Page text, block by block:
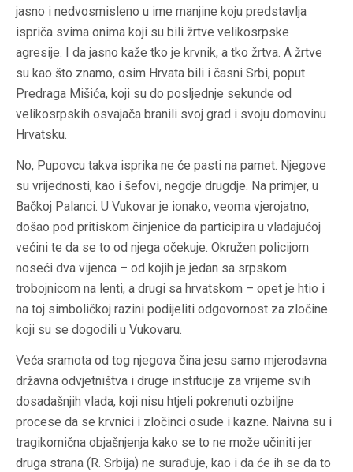
jasno i nedvosmisleno u ime manjine koju predstavlja
ispriča svima onima koji su bili žrtve velikosrpske
agresije. I da jasno kaže tko je krvnik, a tko žrtva. A žrtve
su kao što znamo, osim Hrvata bili i časni Srbi, poput
Predraga Mišića, koji su do posljednje sekunde od
velikosrpskih osvajača branili svoj grad i svoju domovinu
Hrvatsku.
No, Pupovcu takva isprika ne će pasti na pamet. Njegove
su vrijednosti, kao i šefovi, negdje drugdje. Na primjer, u
Bačkoj Palanci. U Vukovar je ionako, veoma vjerojatno,
došao pod pritiskom činjenice da participira u vladajućoj
većini te da se to od njega očekuje. Okružen policijom
noseći dva vijenca – od kojih je jedan sa srpskom
trobojnicom na lenti, a drugi sa hrvatskom – opet je htio i
na toj simboličkoj razini podijeliti odgovornost za zločine
koji su se dogodili u Vukovaru.
Veća sramota od tog njegova čina jesu samo mjerodavna
državna odvjetništva i druge institucije za vrijeme svih
dosadašnjih vlada, koji nisu htjeli pokrenuti ozbiljne
procese da se krvnici i zločinci osude i kazne. Naivna su i
tragikomična objašnjenja kako se to ne može učiniti jer
druga strana (R. Srbija) ne surađuje, kao i da će ih se da to